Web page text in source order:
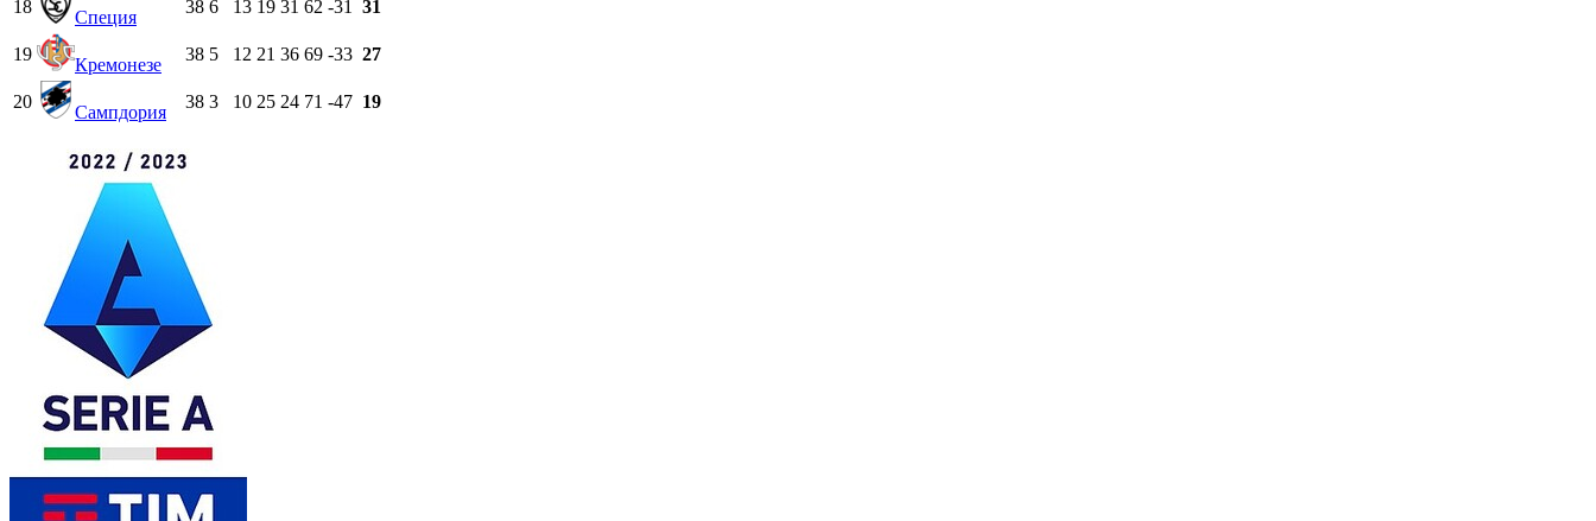
18
Специя
38 6 13 19 31 62 -31 31
19
Кремонезе
38 5 12 21 36 69 -33 27
20
Сампдория
38 3 10 25 24 71 -47 19